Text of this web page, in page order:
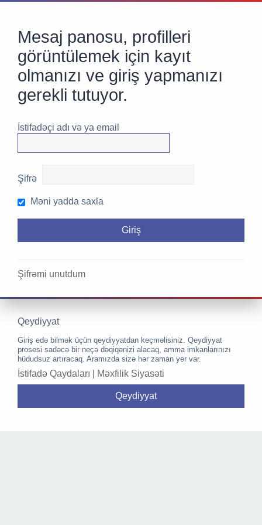
Mesaj panosu, profilleri
görüntülemek için kayıt
olmanızı ve giriş yapmanızı
gerekli tutuyor.
İstifadəçi adı və ya email
Şifrə
Məni yadda saxla
Şifrəmi unutdum
Qeydiyyat
Giriş edə bilmək üçün qeydiyyatdan keçməlisiniz. Qeydiyyat
prosesi sadəcə bir neçə dəqiqənizi alacaq, amma imkanlarınızı
hüdudsuz artıracaq. Aramızda sizə hər zaman yer var.
İstifadə Qaydaları Məxfilik Siyasəti
Qeydiyyat